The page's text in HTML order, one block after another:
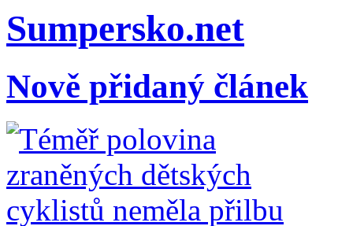
Sumpersko.net
Nově přidaný článek